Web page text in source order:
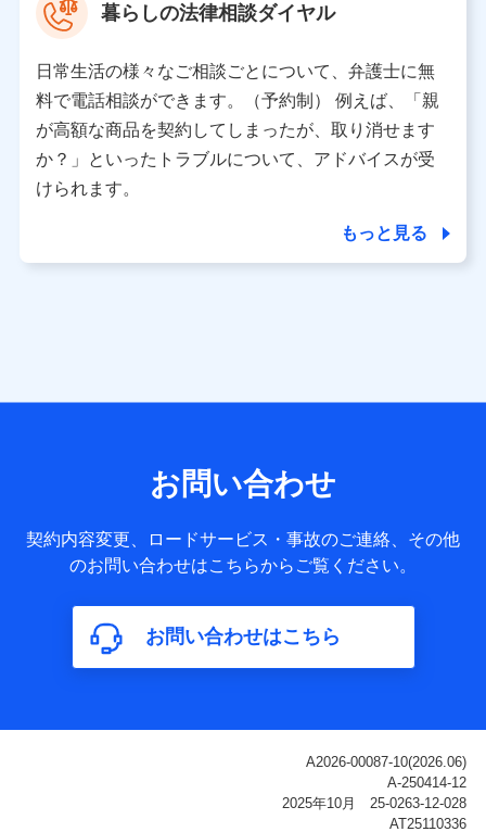
※ 当社および株式会社NTTドコモは、お客さまの情報を利
データ憲章」に定める行動原則を順守します 。
※ パーソナルデータダッシュボードの「第三者提供の管
理」の設定状態にかかわらず、共同利用する場合がありま
※ dポイントクラブ会員ではないお客さま（2019年12月11
日以降、一度もdポイントクラブ会員であったことがないお
個人データは、こちら の利用目的の範囲内に限って共同利
用します。
サービス提供等を通じて取得した、以下の情報などの個人デ
基本情報
氏名、電話番号、メールアドレス、お客さまの識別子、
属性、連絡先、dポイントサービスのご利用に関する情
構成、住所、dポイント残高、dポイント利用履歴などが
含まれます。
利用情報
ご契約状態・ご利用履歴インターネット利用時の行動に
関する情報、アプリケーション利用時の行動に関する情
報、購入されたサービスや商品の名称・購入場所・決済
に関する情報、アンケートの回答に関する情報などが含
暮らしの法律相談ダイヤル
日常生活の様々なご相談ごとについて、弁護士に無
料で電話相談ができます。（予約制） 例えば、「親
が高額な商品を契約してしまったが、取り消せます
か？」といったトラブルについて、アドバイスが受
けられます。
もっと見る
お問い合わせ
契約内容変更、ロードサービス・事故のご連絡、その他
のお問い合わせはこちらからご覧ください。
お問い合わせはこちら